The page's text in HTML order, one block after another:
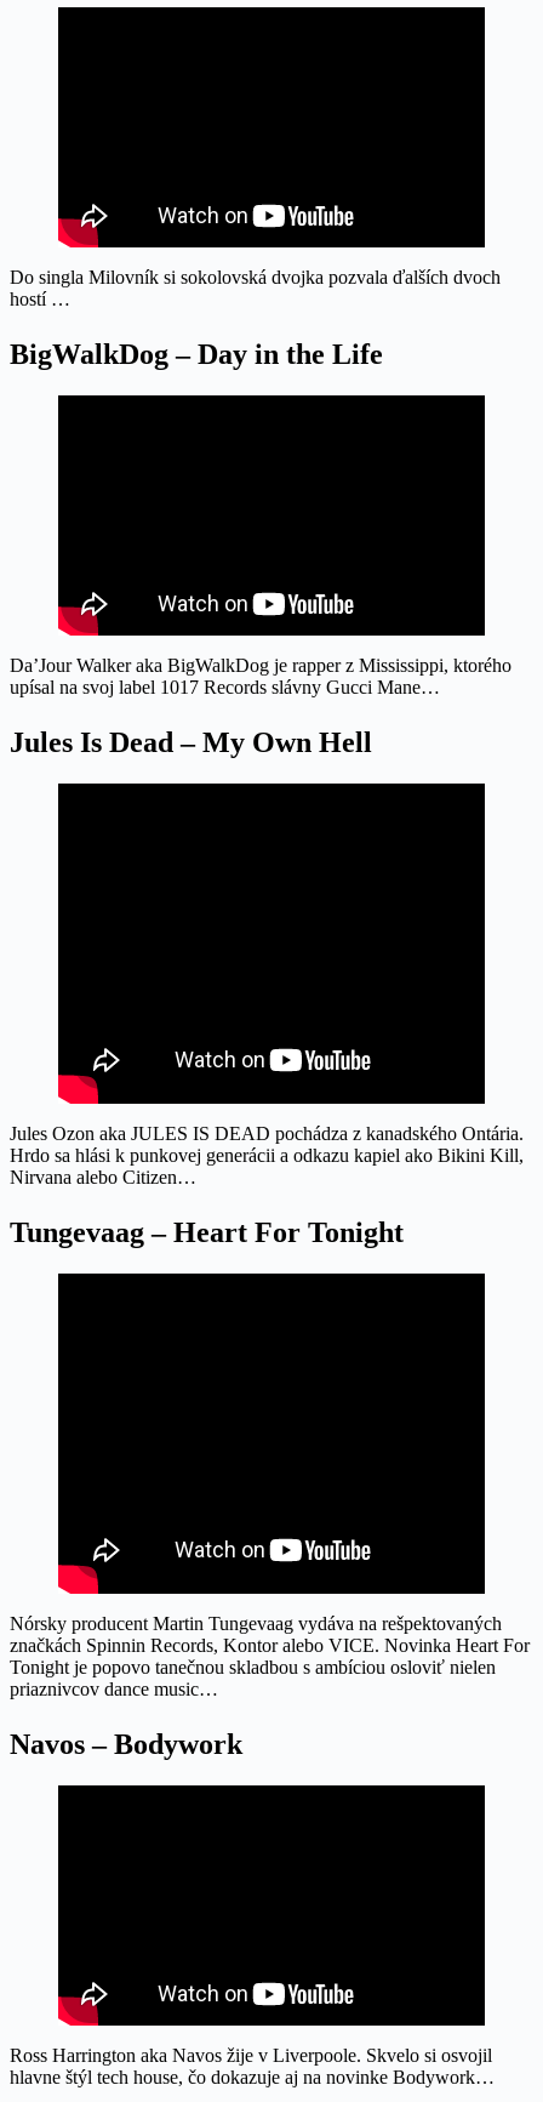
Do singla Milovník si sokolovská dvojka pozvala ďalších dvoch
hostí …
BigWalkDog – Day in the Life
Da’Jour Walker aka BigWalkDog je rapper z Mississippi, ktorého
upísal na svoj label 1017 Records slávny Gucci Mane…
Jules Is Dead – My Own Hell
Jules Ozon aka JULES IS DEAD pochádza z kanadského Ontária.
Hrdo sa hlási k punkovej generácii a odkazu kapiel ako Bikini Kill,
Nirvana alebo Citizen…
Tungevaag – Heart For Tonight
Nórsky producent Martin Tungevaag vydáva na rešpektovaných
značkách Spinnin Records, Kontor alebo VICE. Novinka Heart For
Tonight je popovo tanečnou skladbou s ambíciou osloviť nielen
priaznivcov dance music…
Navos – Bodywork
Ross Harrington aka Navos žije v Liverpoole. Skvelo si osvojil
hlavne štýl tech house, čo dokazuje aj na novinke Bodywork…